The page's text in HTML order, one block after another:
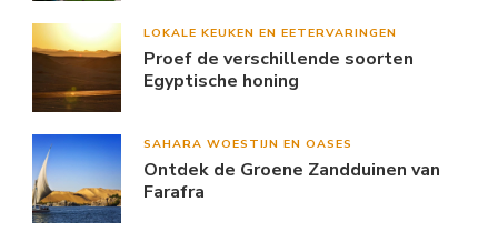
LOKALE KEUKEN EN EETERVARINGEN
Proef de verschillende soorten
Egyptische honing
SAHARA WOESTIJN EN OASES
Ontdek de Groene Zandduinen van
Farafra